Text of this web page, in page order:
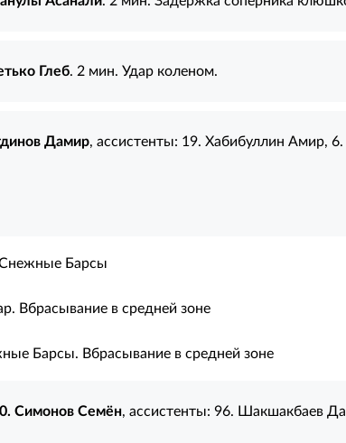
Глеб. 2 мин. Удар коленом.
Дамир, ассистенты: 19. Хабибуллин Амир, 6.
Снежные Барсы
Вбрасывание в средней зоне
Барсы. Вбрасывание в средней зоне
Симонов Семён, ассистенты: 96. Шакшакбаев